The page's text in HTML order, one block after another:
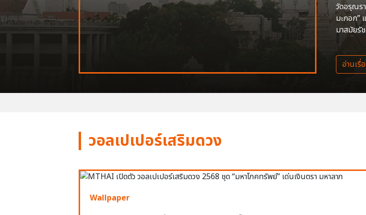
วัดอรุณร
มะกอก”
มาสมัยรั
อ่านเรื่
วอลเปเปอร์เสริมดวง
Wallpaper